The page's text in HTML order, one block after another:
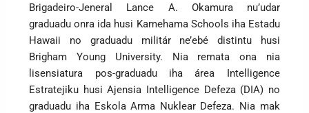
Brigadeiro-Jeneral Lance A. Okamura nu’udar
graduadu onra ida husi Kamehama Schools iha Estadu
Hawaii no graduadu militár ne’ebé distintu husi
Brigham Young University. Nia remata ona nia
lisensiatura pos-graduadu iha área Intelligence
Estratejiku husi Ajensia Intelligence Defeza (DIA) no
graduadu iha Eskola Arma Nuklear Defeza. Nia mak